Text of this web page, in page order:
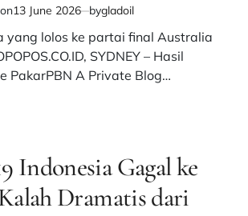
13 June 2026 bygladoil
yang lolos ke partai final Australia
SYDNEY – Hasil
PakarPBN A Private Blog…
Indonesia Gagal ke
Dramatis dari